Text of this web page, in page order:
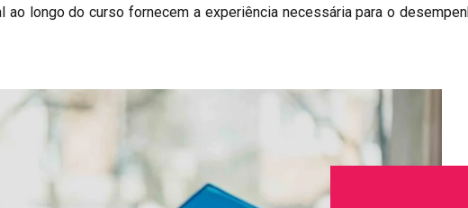
ao longo do curso fornecem a experiência necessária para o